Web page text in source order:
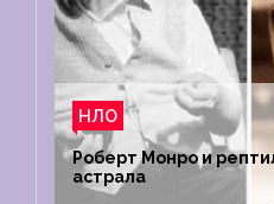
НЛО
Роберт Монро и
астрала